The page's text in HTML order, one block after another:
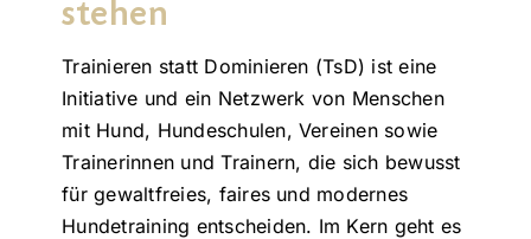
stehen
Trainieren statt Dominieren (TsD) ist eine
Initiative und ein Netzwerk von Menschen
mit Hund, Hundeschulen, Vereinen sowie
Trainerinnen und Trainern, die sich bewusst
für gewaltfreies, faires und modernes
Hundetraining entscheiden. Im Kern geht es